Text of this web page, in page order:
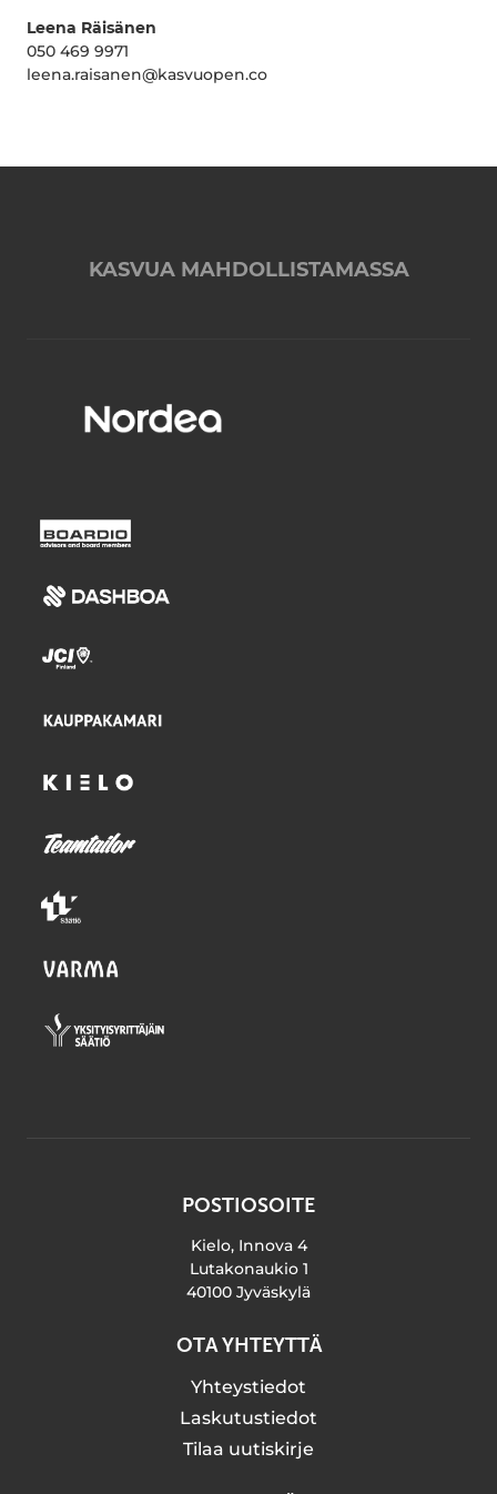
Leena Räisänen
050 469 9971
leena.raisanen@kasvuopen.co
KASVUA MAHDOLLISTAMASSA
POSTIOSOITE
Kielo, Innova 4
Lutakonaukio 1
40100 Jyväskylä
OTA YHTEYTTÄ
Yhteystiedot
Laskutustiedot
Tilaa uutiskirje